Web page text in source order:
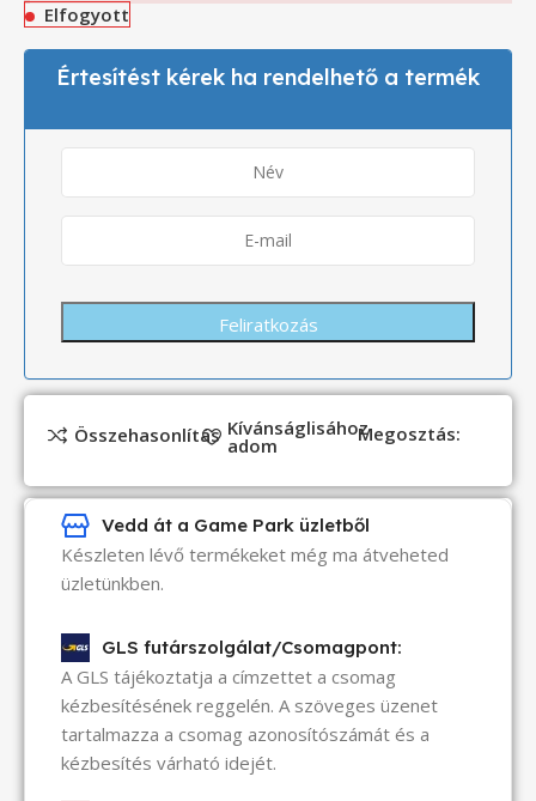
Elfogyott
Értesítést kérek ha rendelhető a termék
Összehasonlítás Kívánságlisához
adom Megosztás:
Vedd át a Game Park üzletből
Készleten lévő termékeket még ma átveheted
üzletünkben.
GLS futárszolgálat/Csomagpont:
A GLS tájékoztatja a címzettet a csomag
kézbesítésének reggelén. A szöveges üzenet
tartalmazza a csomag azonosítószámát és a
kézbesítés várható idejét.